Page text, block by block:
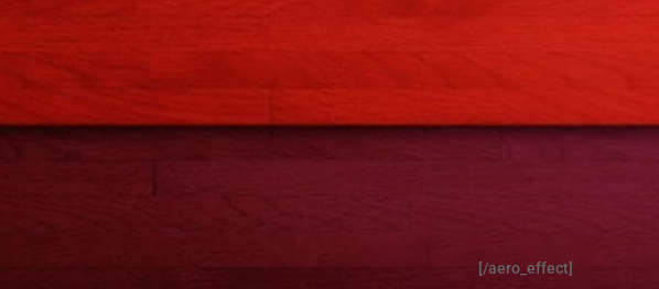
[/aero_effect]